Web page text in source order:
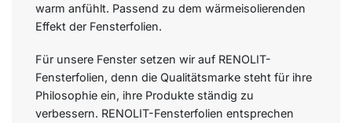
warm anfühlt. Passend zu dem wärmeisolierenden
Effekt der Fensterfolien.
Für unsere Fenster setzen wir auf RENOLIT-
Fensterfolien, denn die Qualitätsmarke steht für ihre
Philosophie ein, ihre Produkte ständig zu
verbessern. RENOLIT-Fensterfolien entsprechen